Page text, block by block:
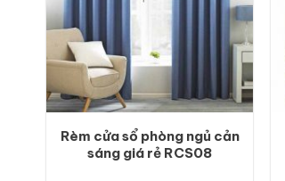
Rèm cửa sổ phòng ngủ cản
sáng giá rẻ RCS08